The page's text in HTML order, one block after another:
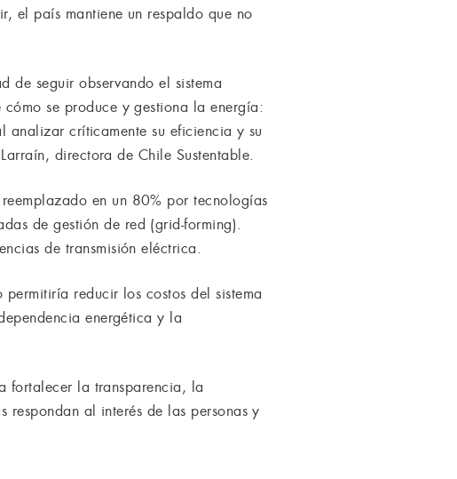
el país mantiene un respaldo que no
de seguir observando el sistema
se produce y gestiona la energía:
analizar críticamente su eficiencia y su
directora de Chile Sustentable.
en un 80% por tecnologías
de gestión de red (grid-forming).
de transmisión eléctrica.
reducir los costos del sistema
energética y la
fortalecer la transparencia, la
al interés de las personas y